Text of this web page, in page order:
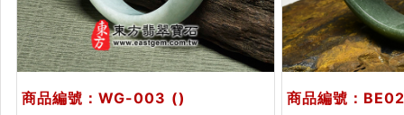
商品編號：WG-003 ()
商品編號：